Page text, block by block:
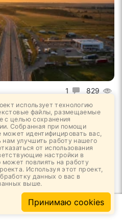
1 829
становится
использует технологию
файлы, размещаемые
с целью сохранения
Собранная при помощи
идентифицировать вас,
улучшить работу нашего
от использования
настройки в
повлиять на работу
Используя этот проект,
данных о вас в
выше.
Принимаю cookies